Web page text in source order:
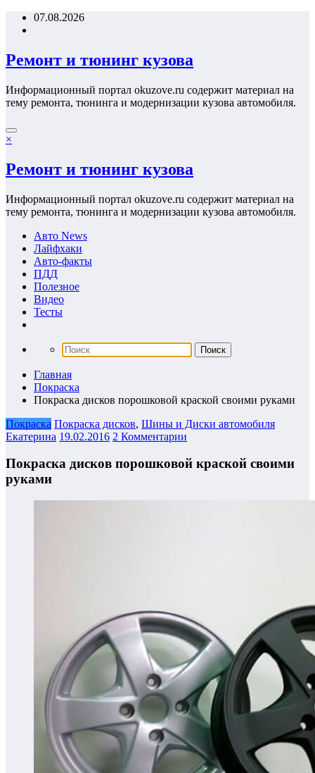
Перейти07.08.2026
Ремонт и тюнинг кузова
Информационный портал okuzove.ru содержит материал на
тему ремонта, тюнинга и модернизации кузова автомобиля.
×
Ремонт и тюнинг кузова
Информационный портал okuzove.ru содержит материал на
тему ремонта, тюнинга и модернизации кузова автомобиля.
Авто News
Лайфхаки
Авто-факты
ПДД
Полезное
Видео
Тесты
Главная
Покраска
Покраска дисков порошковой краской своими руками
Покраска Покраска дисков, Шины и Диски автомобиля
Екатерина 19.02.2016 2 Комментарии
Покраска дисков порошковой краской своими
руками